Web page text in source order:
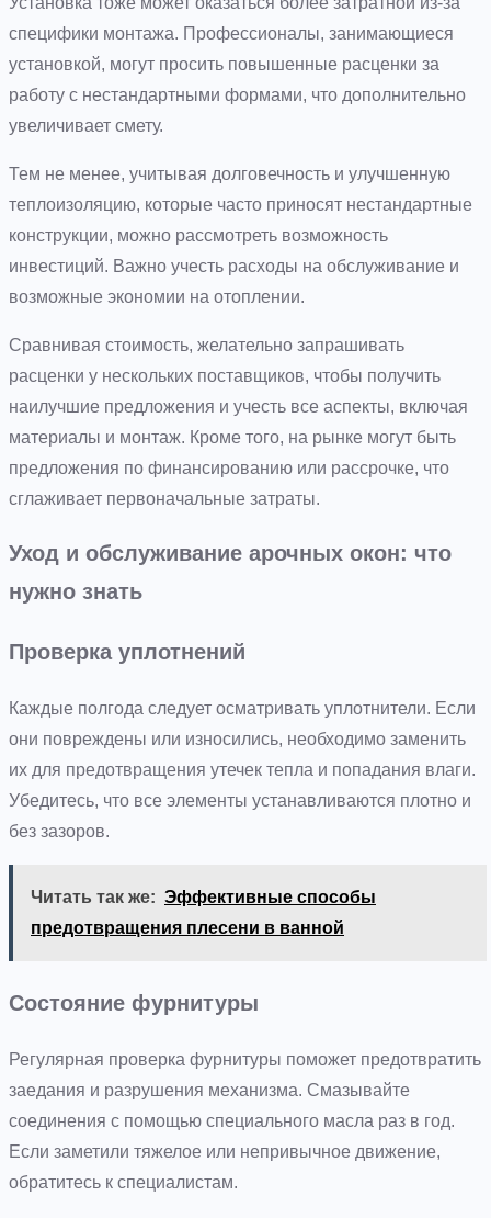
специфики монтажа. Профессионалы, занимающиеся
установкой, могут просить повышенные расценки за
работу с нестандартными формами, что дополнительно
увеличивает смету.
Тем не менее, учитывая долговечность и улучшенную
теплоизоляцию, которые часто приносят нестандартные
конструкции, можно рассмотреть возможность
инвестиций. Важно учесть расходы на обслуживание и
возможные экономии на отоплении.
Сравнивая стоимость, желательно запрашивать
расценки у нескольких поставщиков, чтобы получить
наилучшие предложения и учесть все аспекты, включая
материалы и монтаж. Кроме того, на рынке могут быть
предложения по финансированию или рассрочке, что
сглаживает первоначальные затраты.
Уход и обслуживание арочных окон: что
нужно знать
Проверка уплотнений
Каждые полгода следует осматривать уплотнители. Если
они повреждены или износились, необходимо заменить
их для предотвращения утечек тепла и попадания влаги.
Убедитесь, что все элементы устанавливаются плотно и
без зазоров.
Читать так же: Эффективные способы
предотвращения плесени в ванной
Состояние фурнитуры
Регулярная проверка фурнитуры поможет предотвратить
заедания и разрушения механизма. Смазывайте
соединения с помощью специального масла раз в год.
Если заметили тяжелое или непривычное движение,
обратитесь к специалистам.